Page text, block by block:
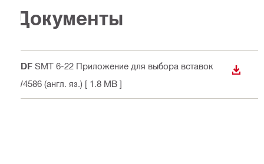
Документы
PDF SMT 6-22 Приложение для выбора вставок
W4586 (англ. яз.) [ 1.8 MB ]